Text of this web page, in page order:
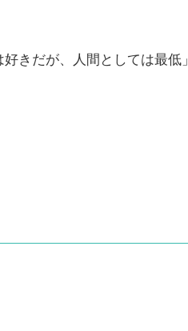
きだが、人間としては最低」